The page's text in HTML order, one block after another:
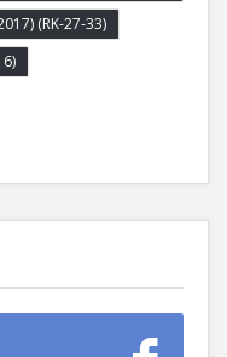
(RK-27-33)